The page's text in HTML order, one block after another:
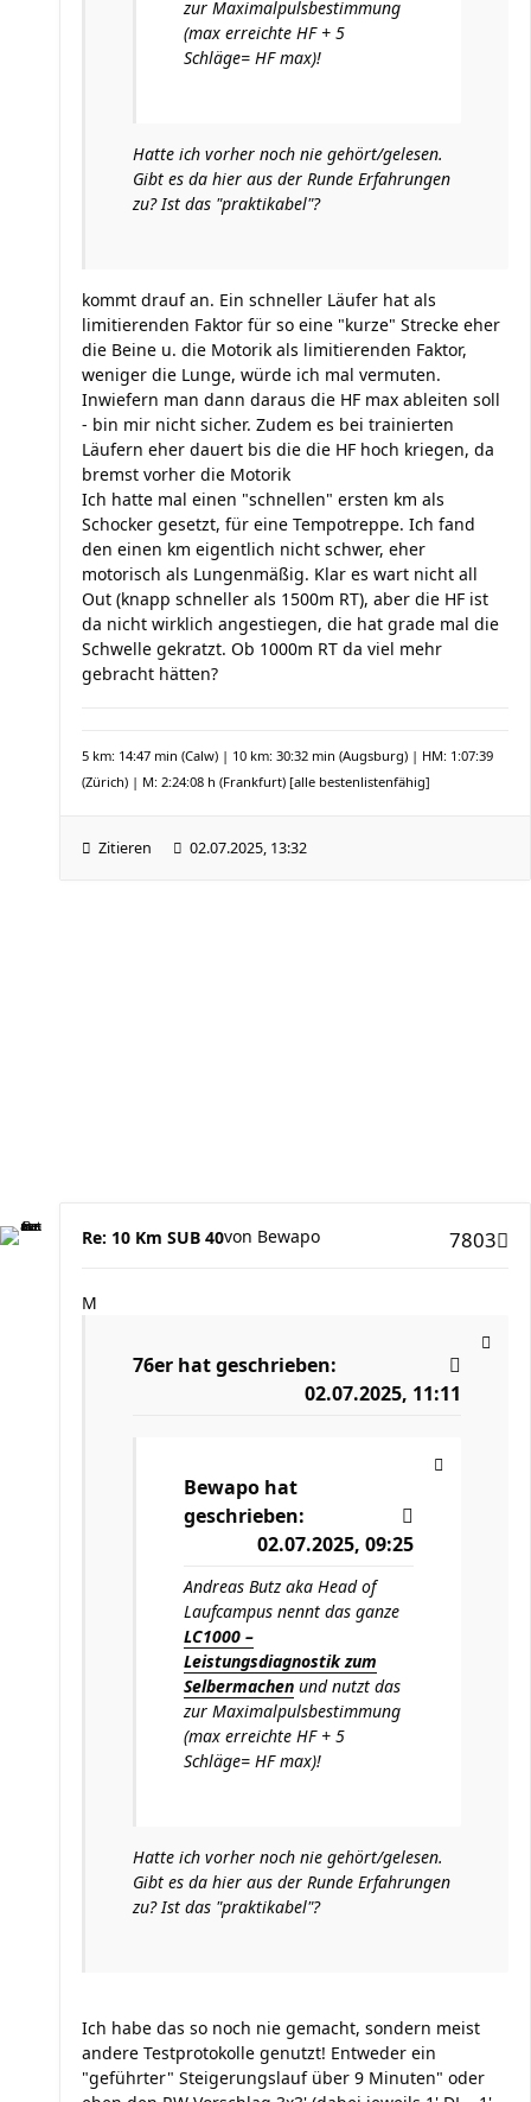
zur Maximalpulsbestimmung
(max erreichte HF + 5
Schläge= HF max)!
Hatte ich vorher noch nie gehört/gelesen.
Gibt es da hier aus der Runde Erfahrungen
zu? Ist das "praktikabel"?
kommt drauf an. Ein schneller Läufer hat als
limitierenden Faktor für so eine "kurze" Strecke eher
die Beine u. die Motorik als limitierenden Faktor,
weniger die Lunge, würde ich mal vermuten.
Inwiefern man dann daraus die HF max ableiten soll
- bin mir nicht sicher. Zudem es bei trainierten
Läufern eher dauert bis die die HF hoch kriegen, da
bremst vorher die Motorik
Ich hatte mal einen "schnellen" ersten km als
Schocker gesetzt, für eine Tempotreppe. Ich fand
den einen km eigentlich nicht schwer, eher
motorisch als Lungenmäßig. Klar es wart nicht all
Out (knapp schneller als 1500m RT), aber die HF ist
da nicht wirklich angestiegen, die hat grade mal die
Schwelle gekratzt. Ob 1000m RT da viel mehr
gebracht hätten?
5 km: 14:47 min (Calw) | 10 km: 30:32 min (Augsburg) | HM: 1:07:39
(Zürich) | M: 2:24:08 h (Frankfurt) [alle bestenlistenfähig]
Zitieren 02.07.2025, 13:32
Re: 10 Km SUB 40 7803
von Bewapo
M
76er hat geschrieben:
02.07.2025, 11:11
Bewapo hat
geschrieben:
02.07.2025, 09:25
Andreas Butz aka Head of
Laufcampus nennt das ganze
LC1000 –
Leistungsdiagnostik zum
Selbermachen und nutzt das
zur Maximalpulsbestimmung
(max erreichte HF + 5
Schläge= HF max)!
Hatte ich vorher noch nie gehört/gelesen.
Gibt es da hier aus der Runde Erfahrungen
zu? Ist das "praktikabel"?
Ich habe das so noch nie gemacht, sondern meist
andere Testprotokolle genutzt! Entweder ein
"geführter" Steigerungslauf über 9 Minuten" oder